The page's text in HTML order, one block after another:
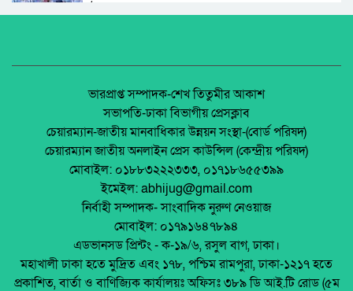
গোপন ক্যামেরা, ইন্টার্ন চিকিৎসক আটক
পুলিশের ওপর হামলা ৬ আওয়ামী লীগ নেতা
গ্রেফতার
মালয়েশিয়া ডাস্টবিন ব্যবহার না করে রাস্তায়
সিগারেটের অবশিষ্টাংশ, কাঠগড়ায় বাংলাদেশি
মালয়েশিয়ায় অনলাইন জুয়া সিন্ডিকেটের আস্তানায়
হানা, ১২ বাংলাদেশিসহ আটক ১৯
জেলা আইন-শৃৃঙ্খলা কমিটির মাসিক সভা অনুষ্ঠিত।
পলাশবাড়ীতে এমইপি গ্রুপের মতবিনিময় সভা
অনুষ্ঠিত।
জুলাই সনদ বাস্তবায়ন নিয়ে প্রশ্ন: রংপুরে ১১ দলের
বিক্ষোভ
মালয়েশিয়ায় ইমিগ্রেশনের অভিযানে বাংলাদেশিসহ
২৪ অবৈধ অভিবাসী আটক
ভারপ্রাপ্ত সম্পাদক-শেখ তিতুমীর আকাশ
সভাপতি-ঢাকা বিভাগীয় প্রেসক্লাব
চেয়ারম্যান-জাতীয় মানবাধিকার উন্নয়ন সংস্থা-(বোর্ড পরিষদ)
চেয়ারম্যান জাতীয় অনলাইন প্রেস কাউন্সিল (কেন্দ্রীয় পরিষদ)
মোবাইল: ০১৮৮৩২২২৩৩৩, ০১৭১৮৬৫৫৩৯৯
ইমেইল: abhijug@gmail.com
নির্বাহী সম্পাদক- সাংবাদিক নুরুণ নেওয়াজ
মোবাইল: ০১৭৯১৬৪৭৮৯৪
এডভানসড প্রিন্টং - ক-১৯/৬, রসুল বাগ, ঢাকা।
মহাখালী ঢাকা হতে মুদ্রিত এবং ১৭৮, পশ্চিম রামপুরা, ঢাকা-১২১৭ হতে
প্রকাশিত, বার্তা ও বাণিজ্যিক কার্যালয়ঃ অফিসঃ ৩৮৯ ডি আই.টি রোড (৫ম